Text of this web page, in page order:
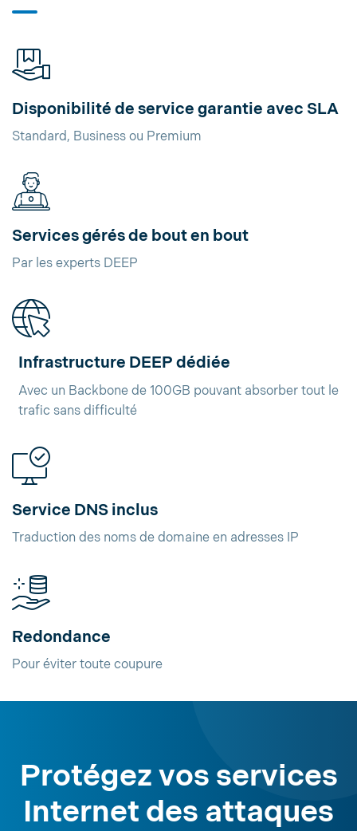
Disponibilité de service garantie avec SLA
Standard, Business ou Premium
Services gérés de bout en bout
Par les experts DEEP
Infrastructure DEEP dédiée
Avec un Backbone de 100GB pouvant absorber tout le
trafic sans difficulté
Service DNS inclus
Traduction des noms de domaine en adresses IP
Redondance
Pour éviter toute coupure
Protégez vos services
Internet des attaques